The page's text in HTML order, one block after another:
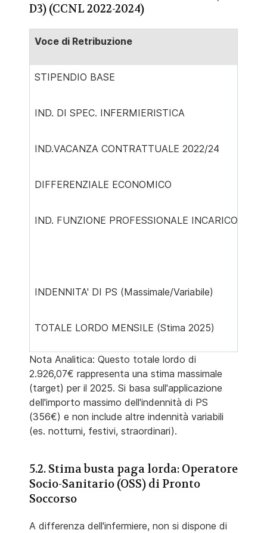
D3) (CCNL 2022-2024)
Voce di Retribuzione
STIPENDIO BASE
IND. DI SPEC. INFERMIERISTICA
IND.VACANZA CONTRATTUALE 2022/24
DIFFERENZIALE ECONOMICO
IND. FUNZIONE PROFESSIONALE INCARICO DI
INDENNITA' DI PS (Massimale/Variabile)
TOTALE LORDO MENSILE (Stima 2025)
Nota Analitica: Questo totale lordo di
2.926,07€ rappresenta una stima massimale
(target) per il 2025. Si basa sull'applicazione
dell'importo massimo dell'indennità di PS
(356€) e non include altre indennità variabili
(es. notturni, festivi, straordinari).
5.2. Stima busta paga lorda: Operatore
Socio-Sanitario (OSS) di Pronto
Soccorso
A differenza dell'infermiere, non si dispone di